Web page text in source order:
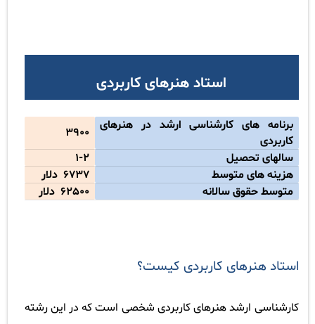
استاد هنرهای کاربردی
برنامه های کارشناسی ارشد در هنرهای
کاربردی
3900
سالهای تحصیل
1-2
هزینه های متوسط
6737 دلار
متوسط ​​حقوق سالانه
62500 دلار
استاد هنرهای کاربردی کیست؟
کارشناسی ارشد هنرهای کاربردی شخصی است که در این رشته